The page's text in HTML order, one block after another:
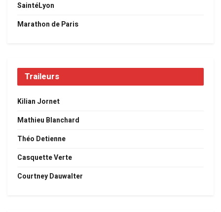
SaintéLyon
Marathon de Paris
Traileurs
Kilian Jornet
Mathieu Blanchard
Théo Detienne
Casquette Verte
Courtney Dauwalter